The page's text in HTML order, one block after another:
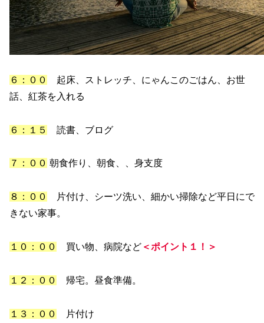
６：００
起床、ストレッチ、にゃんこのごはん、お世
話、紅茶を入れる
６：１５ 読書、ブログ
７：００ 朝食作り、朝食、、身支度
８：００
片付け、シーツ洗い、細かい掃除など平日にで
きない家事。
１０：００ 買い物、病院など ＜ポイント１！＞
１２：００ 帰宅。昼食準備。
１３：００ 片付け